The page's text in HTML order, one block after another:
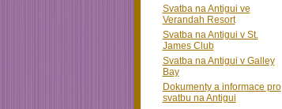
Svatba na Antigui ve
Verandah Resort
Svatba na Antigui v St.
James Club
Svatba na Antigui v Galley
Bay
Dokumenty a informace pro
svatbu na Antigui